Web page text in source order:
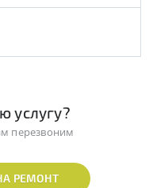
услугу?
перезвоним
РЕМОНТ